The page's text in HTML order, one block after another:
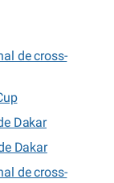
de cross-
Dakar
Dakar
de cross-